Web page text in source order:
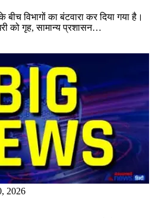
बीच विभागों का बंटवारा कर दिया गया है।
को गृह, सामान्य प्रशासन…
2026